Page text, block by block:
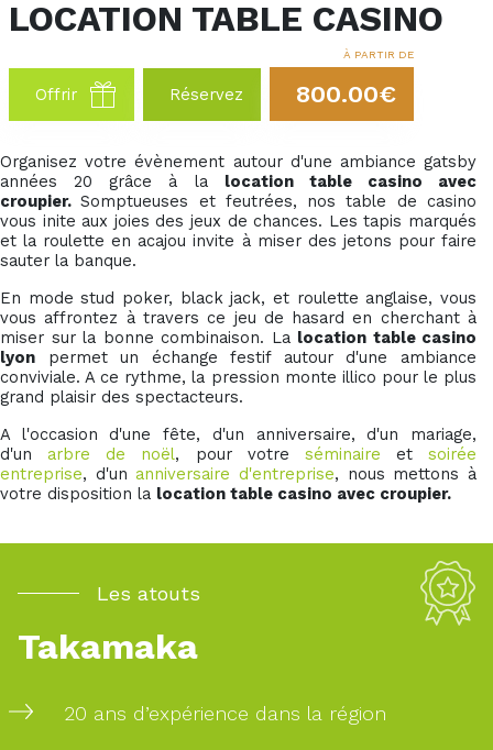
LOCATION TABLE CASINO
Offrir Réservez
À PARTIR DE
800.00€
Organisez votre évènement autour d'une ambiance gatsby
années 20 grâce à la location table casino avec
croupier.Somptueuses et feutrées, nos table de casino
vous inite aux joies des jeux de chances. Les tapis marqués
et la roulette en acajou invite à miser des jetons pour faire
sauter la banque.
En mode stud poker, black jack, et roulette anglaise, vous
vous affrontez à travers ce jeu de hasard en cherchant à
miser sur la bonne combinaison. La location table casino
lyon permet un échange festif autour d'une ambiance
conviviale. A ce rythme, la pression monte illico pour le plus
grand plaisir des spectacteurs.
A l'occasion d'une fête, d'un anniversaire, d'un mariage,
d'un arbre de noël, pour votre séminaire et soirée
entreprise, d'un anniversaire d'entreprise, nous mettons à
votre disposition la location table casino avec croupier.
Les atouts
Takamaka
20 ans d’expérience dans la région